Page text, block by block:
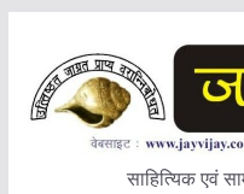
content
साहित्यिक एवं